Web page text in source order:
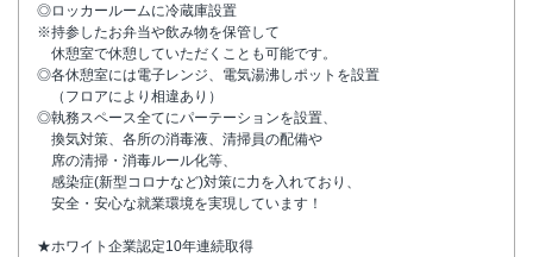
◎ロッカールームに冷蔵庫設置
※持参したお弁当や飲み物を保管して
休憩室で休憩していただくことも可能です。
◎各休憩室には電子レンジ、電気湯沸しポットを設置
（フロアにより相違あり）
◎執務スペース全てにパーテーションを設置、
換気対策、各所の消毒液、清掃員の配備や
席の清掃・消毒ルール化等、
感染症(新型コロナなど)対策に力を入れており、
安全・安心な就業環境を実現しています！
★ホワイト企業認定10年連続取得